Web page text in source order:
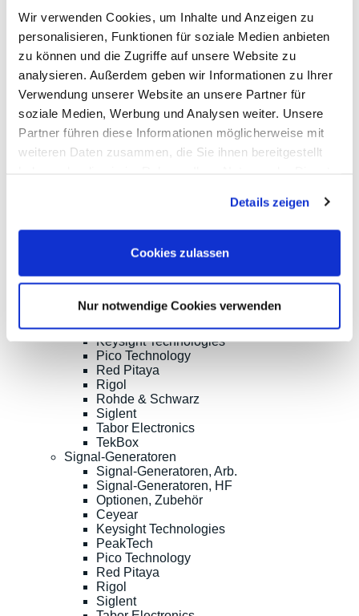
Wir verwenden Cookies, um Inhalte und Anzeigen zu
personalisieren, Funktionen für soziale Medien anbieten
zu können und die Zugriffe auf unsere Website zu
analysieren. Außerdem geben wir Informationen zu Ihrer
Verwendung unserer Website an unsere Partner für
soziale Medien, Werbung und Analysen weiter. Unsere
Partner führen diese Informationen möglicherweise mit
weiteren Daten zusammen, die Sie ihnen bereitgestellt
Details zeigen
Cookies zulassen
Nur notwendige Cookies verwenden
PeakTech
Red Pitaya
Rigol
Siglent
Yokogawa
HF- und EMV-Messtechnik
Spektrum-Analysatoren
Vektor-Netzwerk-Analysatoren
Kalibrier-Kits
Weitere HF-Analysatoren und EMV-Tester
HF Signal-Switching, Mixer etc.
Optionen, Zubehör
Ceyear
Copper Mountain
Keysight Technologies
Pico Technology
Red Pitaya
Rigol
Rohde & Schwarz
Siglent
Tabor Electronics
TekBox
Signal-Generatoren
Signal-Generatoren, Arb.
Signal-Generatoren, HF
Optionen, Zubehör
Ceyear
Keysight Technologies
PeakTech
Pico Technology
Red Pitaya
Rigol
Siglent